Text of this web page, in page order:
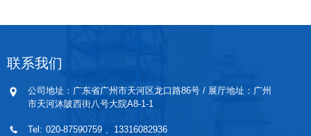
联系我们
公司地址：广东省广州市天河区龙口路86号 / 展厅地址：广州
市天河沐陂西街八号大院A8-1-1
Tel: 020-87590759 、13316082936